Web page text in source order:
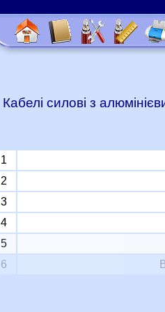
Кабелі силові з
1
2
3
4
5
6